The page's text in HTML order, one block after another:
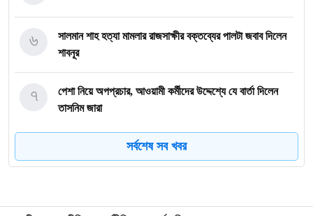
সালমান শাহ হত্যা মামলার রাজসাক্ষীর বক্তব্যের পালটা জবাব দিলেন
শাবনূর
৬
পেশা নিয়ে অপপ্রচার, আওয়ামী কর্মীদের উদ্দেশ্যে যে বার্তা দিলেন
তাসনিম জারা
৭
গাজায় ধ্বংসস্তূপ থেকে ১৯ লাশ উদ্ধার, বেশিরভাগ নারী-শিশু
৯
সর্বশেষ সব খবর